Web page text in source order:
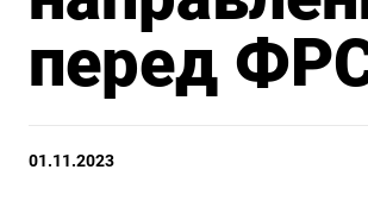
перед
01.11.2023